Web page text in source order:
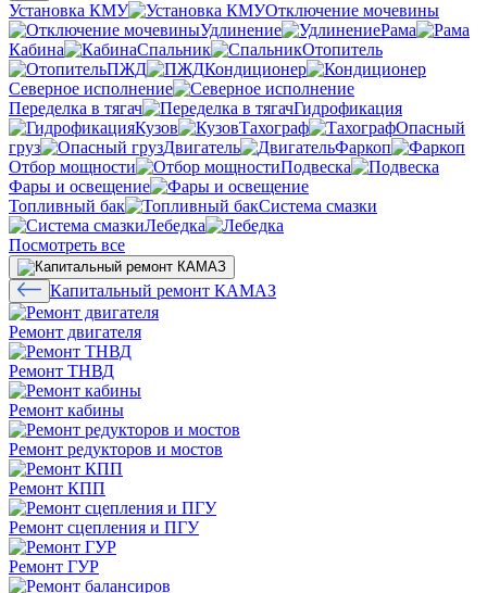
Установка КМУ
Отключение мочевины
Удлинение
Рама
Кабина
Спальник
Отопитель
ПЖД
Кондиционер
Северное исполнение
Переделка в тягач
Гидрофикация
Кузов
Тахограф
Опасный
груз
Двигатель
Фаркоп
Отбор мощности
Подвеска
Фары и освещение
Топливный бак
Система смазки
Лебедка
Посмотреть все
Капитальный ремонт КАМАЗ
Ремонт двигателя
Ремонт ТНВД
Ремонт кабины
Ремонт редукторов и мостов
Ремонт КПП
Ремонт сцепления и ПГУ
Ремонт ГУР